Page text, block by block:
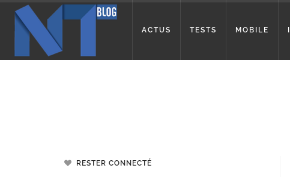
ACTUS TESTS MOBILE
RESTER CONNECTÉ